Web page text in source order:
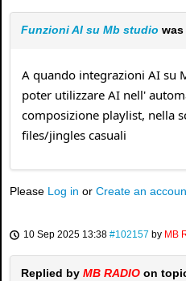
Funzioni AI su Mb studio
A quando integrazioni AI su
poter utilizzare AI nell'
composizione playlist, nella
files/jingles casuali
Please Log in or Create an
10 Sep 2025 13:38 #102157 by MB
Replied by MB RADIO on